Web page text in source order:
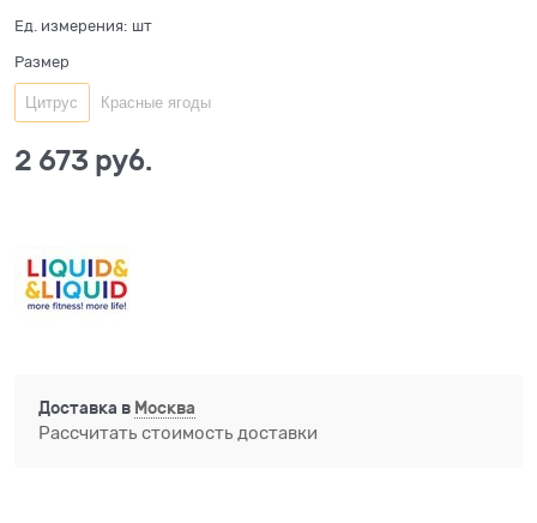
Ед. измерения: шт
Размер
Цитрус Красные ягоды
2 673 руб.
Доставка в Москва
Рассчитать стоимость доставки